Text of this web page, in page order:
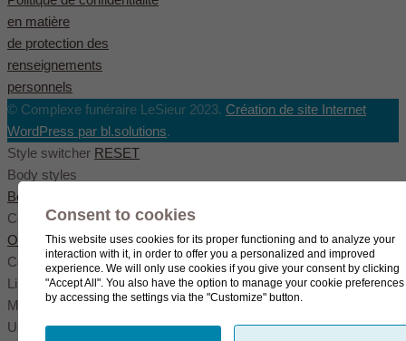
en matière
de protection des
renseignements
personnels
© Complexe funéraire LeSieur 2023. Création de site Internet
WordPress par bl.solutions.
Style switcher RESET
Body styles
Boxed
Color scheme
Original Blue Green
Color settings
Link color
Menu color
User color
Consent to cookies
This website uses cookies for its proper functioning and to analyze your
interaction with it, in order to offer you a personalized and improved
experience. We will only use cookies if you give your consent by clicking
"Accept All". You also have the option to manage your cookie preferences
by accessing the settings via the "Customize" button.